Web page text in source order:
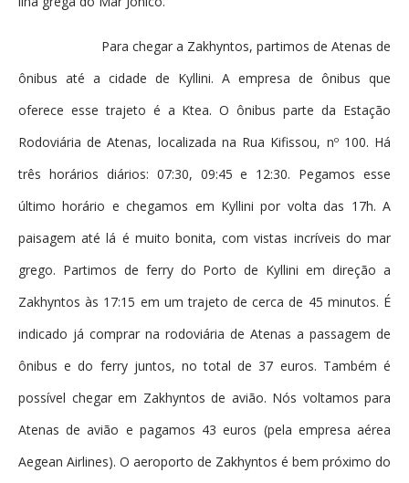
Para chegar a Zakhyntos, partimos de Atenas de
ônibus até a cidade de Kyllini. A empresa de ônibus que
oferece esse trajeto é a Ktea. O ônibus parte da Estação
Rodoviária de Atenas, localizada na Rua Kifissou, nº 100. Há
três horários diários: 07:30, 09:45 e 12:30. Pegamos esse
último horário e chegamos em Kyllini por volta das 17h. A
paisagem até lá é muito bonita, com vistas incríveis do mar
grego. Partimos de ferry do Porto de Kyllini em direção a
Zakhyntos às 17:15 em um trajeto de cerca de 45 minutos. É
indicado já comprar na rodoviária de Atenas a passagem de
ônibus e do ferry juntos, no total de 37 euros. Também é
possível chegar em Zakhyntos de avião. Nós voltamos para
Atenas de avião e pagamos 43 euros (pela empresa aérea
Aegean Airlines). O aeroporto de Zakhyntos é bem próximo do